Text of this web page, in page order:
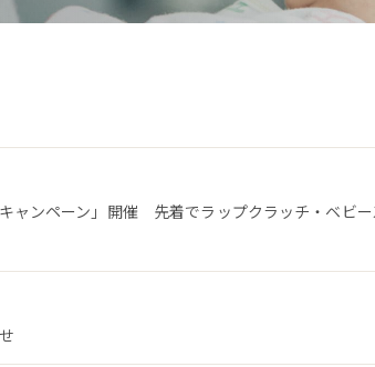
キャンペーン」開催 先着でラップクラッチ・ベビ